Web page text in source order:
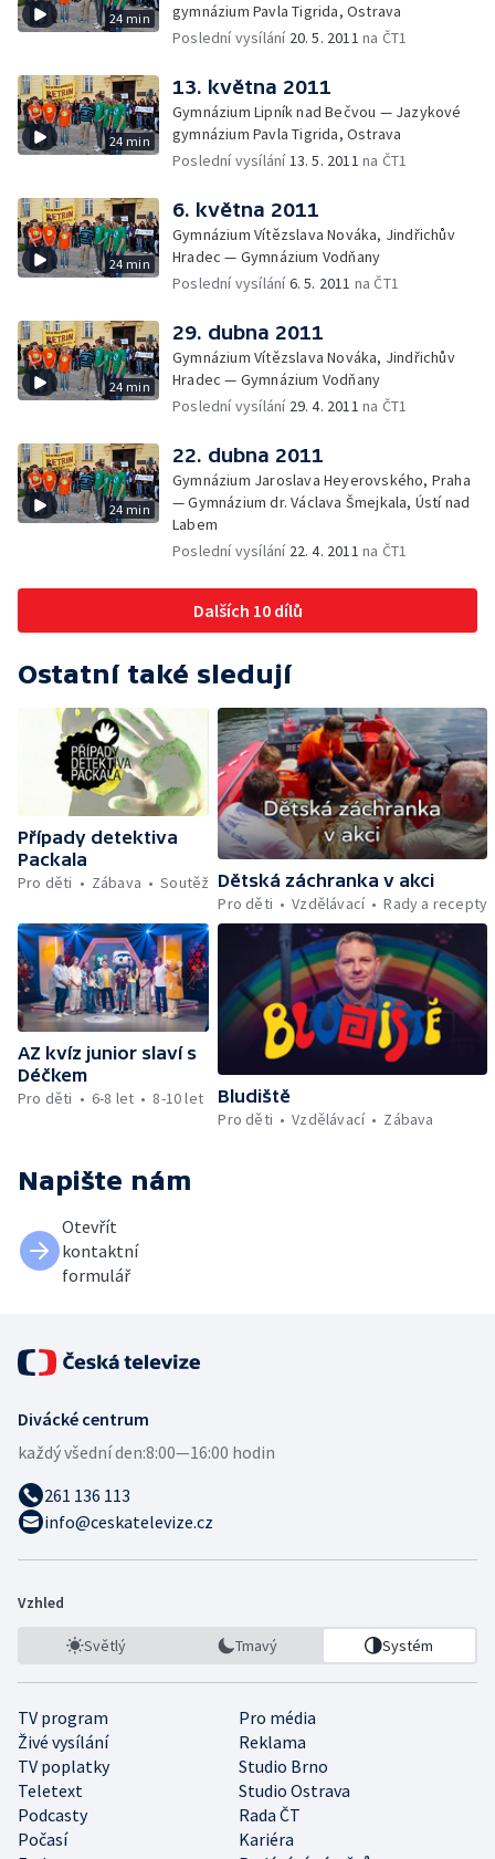
24 min
gymnázium Pavla Tigrida, Ostrava
Poslední vysílání 20. 5. 2011 na ČT1
24 min
13. května 2011
Gymnázium Lipník nad Bečvou — Jazykové
gymnázium Pavla Tigrida, Ostrava
Poslední vysílání13. 5. 2011 na ČT1
24 min
6. května 2011
Gymnázium Vítězslava Nováka, Jindřichův
Hradec — Gymnázium Vodňany
Poslední vysílání6. 5. 2011 na ČT1
24 min
29. dubna 2011
Gymnázium Vítězslava Nováka, Jindřichův
Hradec — Gymnázium Vodňany
Poslední vysílání 29. 4. 2011 na ČT1
24 min
22. dubna 2011
Gymnázium Jaroslava Heyerovského, Praha
— Gymnázium dr. Václava Šmejkala, Ústí nad
Labem
Poslední vysílání 22. 4. 2011 na ČT1
Dalších 10 dílů
Ostatní také sledují
Případy detektiva
Packala
Pro děti
Zábava Soutěž Dětská záchranka v akci
Pro děti
Vzdělávací Rady a recepty
AZ kvíz junior slaví s
Déčkem
Pro děti
6-8 let 8-10 let
Bludiště
Pro děti
Vzdělávací Zábava
Napište nám
Otevřít
kontaktní
formulář
Divácké centrum
každý všední den:8:00—16:00 hodin
261 136 113
info@ceskatelevize.cz
Vzhled
Světlý Tmavý Systém
TV program
Pro média
Živé vysílání
Reklama
TV poplatky
Studio Brno
Teletext
Studio Ostrava
Podcasty
Rada ČT
Počasí
Kariéra